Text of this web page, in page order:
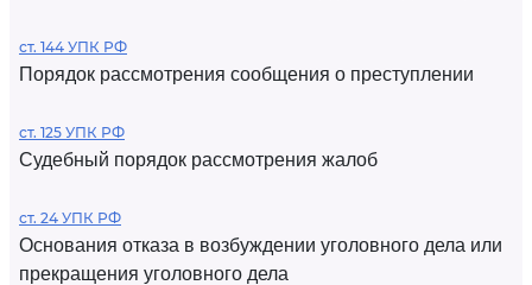
ст. 144 УПК РФ
Порядок рассмотрения сообщения о преступлении
ст. 125 УПК РФ
Судебный порядок рассмотрения жалоб
ст. 24 УПК РФ
Основания отказа в возбуждении уголовного дела или
прекращения уголовного дела